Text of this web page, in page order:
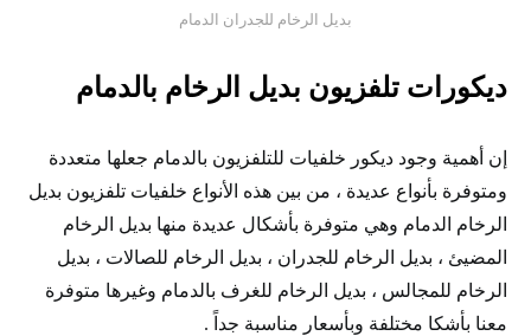
بديل الرخام للجدران الدمام
ديكورات تلفزيون بديل الرخام بالدمام
إن أهمية وجود ديكور خلفيات للتلفزيون بالدمام جعلها متعددة
ومتوفرة بأنواع عديدة ، من بين هذه الأنواع خلفيات تلفزيون بديل
الرخام الدمام وهي متوفرة بأشكال عديدة منها بديل الرخام
المضيئ ، بديل الرخام للجدران ، بديل الرخام للصالات ، بديل
الرخام للمجالس ، بديل الرخام للغرف بالدمام وغيرها متوفرة
معنا بأشكا مختلفة وبأسعار مناسبة جداً .